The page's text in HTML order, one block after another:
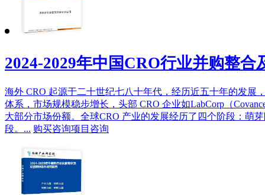
2024-2029年中国CRO行业并购整
海外 CRO 起源于二十世纪七八十年代，经历近五十年的发展
体系，市场规模稳步增长，头部 CRO 企业如LabCorp（
大部分市场份额。全球CRO 产业的发展经历了四个阶段：萌
段。... 购买咨询项目咨询